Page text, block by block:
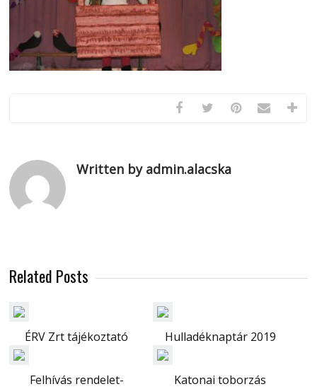
Written by admin.alacska
Related Posts
ÉRV Zrt tájékoztató Hulladéknaptár 2019
Felhívás rendelet-
Katonai toborzás